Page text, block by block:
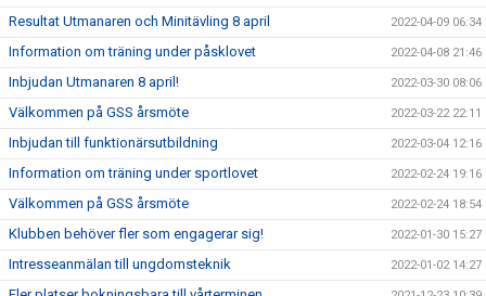
Resultat Utmanaren och Minitävling 8 april 2022-04-09 06:34
Information om träning under påsklovet 2022-04-08 21:46
Inbjudan Utmanaren 8 april! 2022-03-30 08:06
Välkommen på GSS årsmöte 2022-03-22 22:11
Inbjudan till funktionärsutbildning 2022-03-04 12:16
Information om träning under sportlovet 2022-02-24 19:16
Välkommen på GSS årsmöte 2022-02-24 18:54
Klubben behöver fler som engagerar sig! 2022-01-30 15:27
Intresseanmälan till ungdomsteknik 2022-01-02 14:27